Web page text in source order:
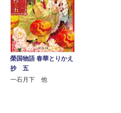
榮国物語 春華とりかえ
抄 五
一石月下 他